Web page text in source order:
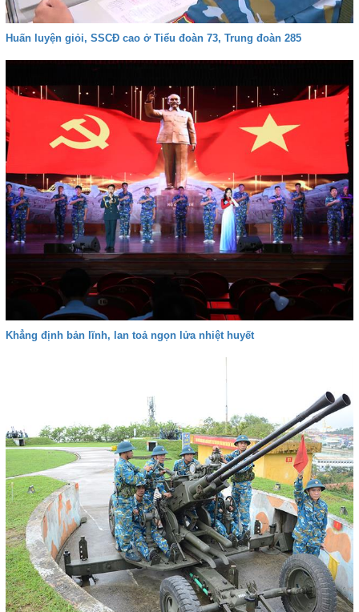
Huấn luyện giỏi, SSCĐ cao ở Tiểu đoàn 73, Trung đoàn 285
Khẳng định bản lĩnh, lan toả ngọn lửa nhiệt huyết